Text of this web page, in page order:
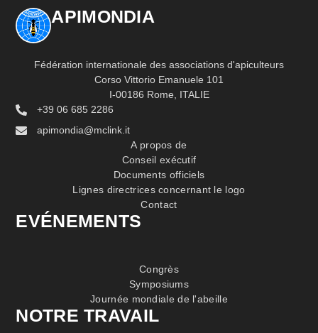
APIMONDIA
Fédération internationale des associations d'apiculteurs
Corso Vittorio Emanuele 101
I-00186 Rome, ITALIE
+39 06 685 2286
apimondia@mclink.it
A propos de
Conseil exécutif
Documents officiels
Lignes directrices concernant le logo
Contact
EVÉNEMENTS
Congrès
Symposiums
Journée mondiale de l'abeille
NOTRE TRAVAIL